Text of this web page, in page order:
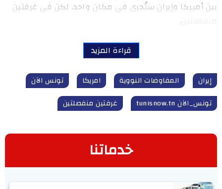
بين أميركا وإيران ستُجرى في مكان واحد، لكن في غرفتين
قراءة المزيد
إيران المفاوضات النووية امريكا
تونس الآن
تونس_الآن tunisnow.tn
غرفتين منفصلتين
خدماتنا